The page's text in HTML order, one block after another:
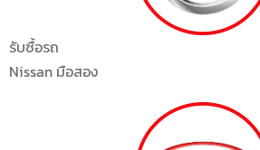
รับซื้อรถ
Nissan มือสอง